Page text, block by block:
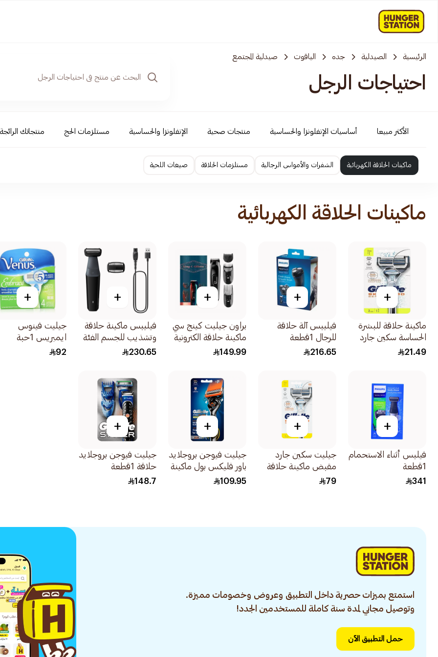
الرئيسية الصيدلية جده الياقوت صيدلية المجتمع
احتياجات الرجل
الأكثر مبيعا أساسيات الإنفلونزا والحساسية منتجات صحية الإنفلونزا والحساسية مستلزمات الحج منتجاتك الرائجة
ماكينات الحلاقة الكهربائية الشفرات والأمواس الرجالية مستلزمات الحلاقة صبغات اللحية
ماكينات الحلاقة الكهربائية
+
ماكينة حلاقة للبشرة
الحساسة سكين جارد
للرجال من جيليت
21.49
+
فيليبس آلة حلاقة
للرجال 1قطعة
216.65
+
براون جيليت كينج سي
ماكينة حلاقة الكترونية
1قطعة
149.99
+
فيليبس ماكينة حلاقة
وتشذيب للجسم الفئة
3000 مقاومة للماء230.65
+
جيليت فينوس
ايمبريس 1حبة
92
+
فيلبس أثناء الاستحمام
1قطعة
341
+
جيليت سكين جارد
مقبض ماكينة حلاقة
مع شفرتين 1قطعة
79
+
جيليت فيوجن بروجلايد
باور فليكس بول ماكينة
حلاقة للرجال 1قطعة
109.95
+
جيليت فيوجن بروجلايد
حلاقة 1قطعة
148.7
استمتع بميزات حصرية داخل التطبيق وعروض وخصومات مميزة.
وتوصيل مجاني لمدة سنة كاملة للمستخدمين الجدد!
حمل التطبيق الآن